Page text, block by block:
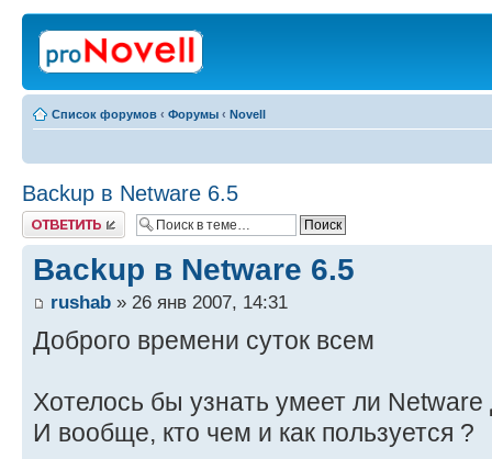
Список форумов ‹ Форумы ‹ Novell
Backup в Netware 6.5
Ответить
Backup в Netware 6.5
rushab » 26 янв 2007, 14:31
Доброго времени суток всем
Хотелось бы узнать умеет ли Netware
И вообще, кто чем и как пользуется ?